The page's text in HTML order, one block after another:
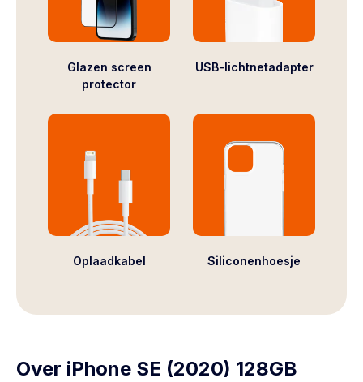
Glazen screen
protector
USB-lichtnetadapter
Oplaadkabel Siliconenhoesje
Over iPhone SE (2020) 128GB